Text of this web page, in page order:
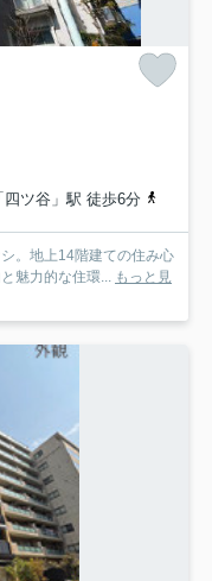
四ツ谷」駅 徒歩6分
。地上14階建ての住み心
魅力的な住環... もっと見